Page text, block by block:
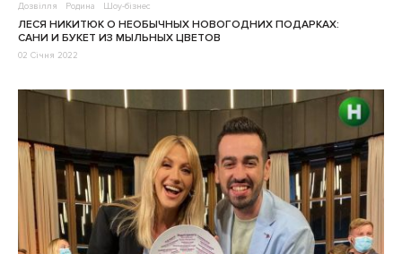
Дозвілля Родина Шоу-бізнес
ЛЕСЯ НИКИТЮК О НЕОБЫЧНЫХ НОВОГОДНИХ ПОДАРКАХ:
САНИ И БУКЕТ ИЗ МЫЛЬНЫХ ЦВЕТОВ
02 Січня 2022